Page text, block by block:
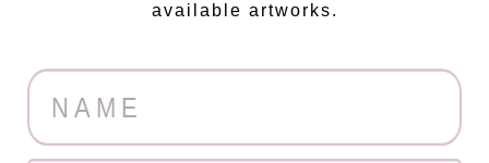
available artworks.